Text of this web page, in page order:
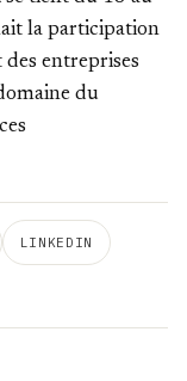
la participation
entreprises
du
LINKEDIN